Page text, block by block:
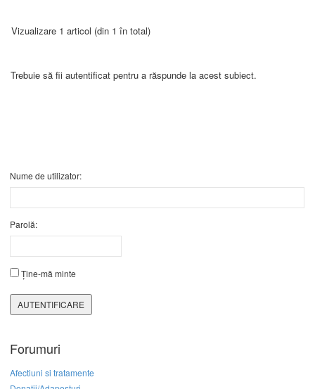
Vizualizare 1 articol (din 1 în total)
Trebuie să fii autentificat pentru a răspunde la acest subiect.
Nume de utilizator:
Parolă:
Ține-mă minte
AUTENTIFICARE
Forumuri
Afectiuni si tratamente